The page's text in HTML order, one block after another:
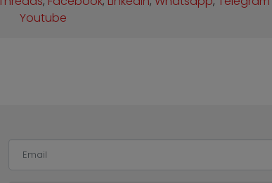
Youtube